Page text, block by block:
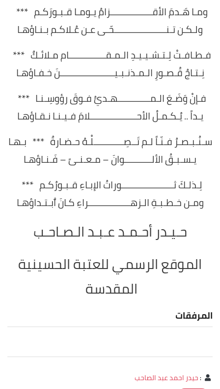
ومـا هَـدمَ الأقـــــــــــــــــزامُ يـومـا قـبـورَكـم ***
ولـكـن تـنـــــــــــــــــــــحّـى عـن عُـلاكـم بـنـاؤهـا
فـطـافـتْ لِـتـشـيـيـدِ الـمـقـــــــــــــــام مـلائـكٌ ***
نِـتـاجُ قُـصـورِ الـمـذنـبـيــــــــــــــــــــــنَ خـفـاؤهـا
فـإنْ وَضَـعَ الـمـــــــــــــهـديُّ فـوقَ رؤوسِـنـا ***
يـداً .. يُـكـمـلُ الأحـــــــــــــــــــلامَ فـيـنـا نـقـاؤهـا
سـنُـبـصـرُ فـنّـاً لـم تَــصِــــــــــــلْـهُ حـضـارةٌ *** بـهـا
يـسـبـقُ الألـــــــــــوانَ – مـعـنـىً – فَـنـاؤهـا
لِـذلـكَ ثـــــــــــــــــــــوراتُ الإبـاءِ قـبـورُكـم ***
ومـن خـطـبـةِ الـزهـــــــــــــــــراءِ كـانَ ٱبـتـداؤهـا
حـيـدر أحـمـد عـبـد الـصـاحـب
الموقع الرسمي للعتبة الحسينية
المقدسة
المرفقات
:حيدر احمد عبد الصاحب